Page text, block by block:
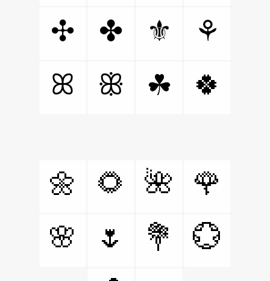
✣
✤ ⚜
⚘
ꕤ
ꕥ ☘ 🍀
🌼 🌻 🌺
🌹
🌸
🌷 💐
💮